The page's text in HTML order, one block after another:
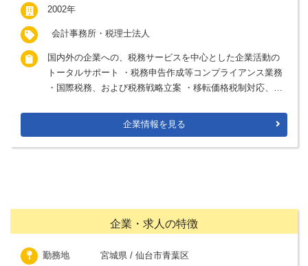
2002年
会計事務所・税理士法人
国内外の企業への、税務サービスを中心とした企業活動の
トータルサポート ・税務申告作成等コンプライアンス業務
・国際税務、および税務戦略立案 ・移転価格税制対応、組
企業情報を見る
企業・求人の特徴
勤務地 宮城県 / 仙台市青葉区